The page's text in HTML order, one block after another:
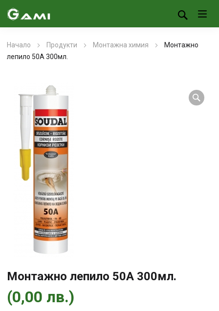
Начало Продукти Монтажна химия
Монтажно
лепило 50А 300мл.
Монтажно лепило 50А 300мл.
(0,00 лв.)